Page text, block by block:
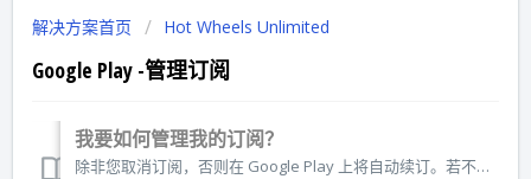
解决方案首页 Hot Wheels Unlimited
Google Play -管理订阅
我要如何管理我的订阅？
除非您取消订阅，否则在 Google Play 上将自动续订。若不想再订阅任何应用，您可以随时在设备上直接取消。您还可以更改所使用的付款方式。请至少在续订日期前 24 小时取消订阅。 重要事项：卸载应用不会自动停止您的订阅。您必须通过取消订阅来终止您的订阅。如果卸载应用而不取消您的订阅，您将依然被收取...